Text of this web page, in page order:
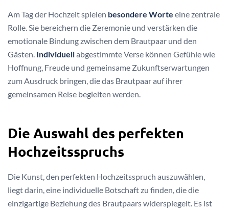
Am Tag der Hochzeit spielen besondere Worte eine zentrale
Rolle. Sie bereichern die Zeremonie und verstärken die
emotionale Bindung zwischen dem Brautpaar und den
Gästen. Individuellabgestimmte Verse können Gefühle wie
Hoffnung, Freude und gemeinsame Zukunftserwartungen
zum Ausdruck bringen, die das Brautpaar auf ihrer
gemeinsamen Reise begleiten werden.
Die Auswahl des perfekten
Hochzeitsspruchs
Die Kunst, den perfekten Hochzeitsspruch auszuwählen,
liegt darin, eine individuelle Botschaft zu finden, die die
einzigartige Beziehung des Brautpaars widerspiegelt. Es ist